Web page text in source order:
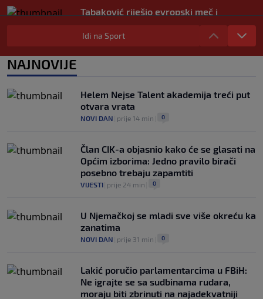
Tabaković riješio evropski meč i
Salzburgu donio pobjedu (VIDEO)
NOGOMET|6. aug.
Allah, Allah, Allah, Allah… Mohamed
Idi na Sport
NAJNOVIJE
Helem Nejse Talent akademija treći put
otvara vrata
NOVI DAN prije 14 min 0
Član CIK-a objasnio kako će se glasati na
Općim izborima: Jedno pravilo birači
posebno trebaju zapamtiti
VIJESTI prije 24 min 0
U Njemačkoj se mladi sve više okreću ka
zanatima
NOVI DAN prije 31 min 0
Lakić poručio parlamentarcima u FBiH:
Ne igrajte se sa sudbinama rudara,
moraju biti zbrinuti na najadekvatniji